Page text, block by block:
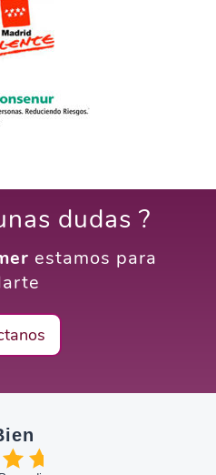
dudas ?
estamos para